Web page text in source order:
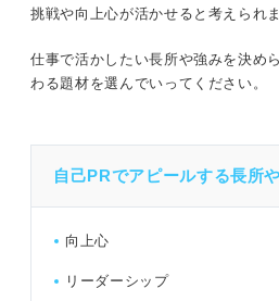
挑戦や向上心が活かせると考えられま
仕事で活かしたい長所や強みを決め
わる題材を選んでいってください。
自己PRでアピールする長所
向上心
リーダーシップ